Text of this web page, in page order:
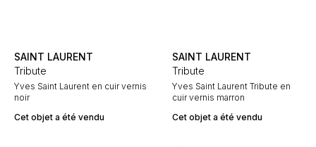
SAINT LAURENT
Tribute
Yves Saint Laurent en cuir vernis
noir
Cet objet a été vendu
SAINT LAURENT
Tribute
Yves Saint Laurent Tribute en
cuir vernis marron
Cet objet a été vendu